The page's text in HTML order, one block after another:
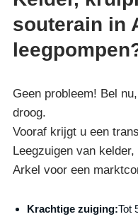
souterain in
Geen probleem! Bel
droog.
Vooraf krijgt u een
Leegzuigen van
Arkel voor een
Krachtige zuiging:Tot